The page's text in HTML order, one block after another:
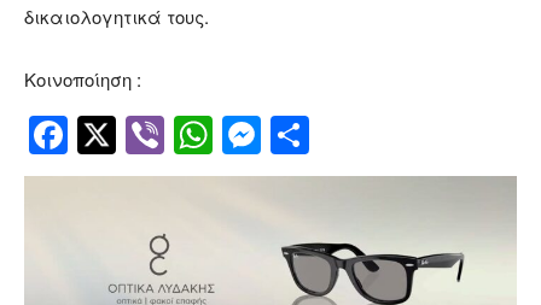
δικαιολογητικά τους.
Κοινοποίηση :
Facebook
Twitter
ViberWhatsApp
Messenger